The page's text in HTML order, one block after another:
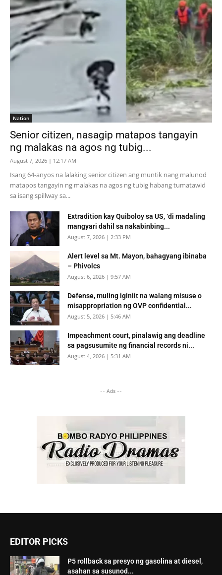
Nation
Senior citizen, nasagip matapos tangayin
ng malakas na agos ng tubig...
August 7, 2026 | 12:17 AM
Isang 64-anyos na lalaking senior citizen ang muntik nang malunod
matapos tangayin ng malakas na agos ng tubig habang tumatawid
sa isang spillway sa...
Extradition kay Quiboloy sa US, ‘di madaling
mangyari dahil sa nakabinbing...
August 7, 2026 | 2:33 PM
Alert level sa Mt. Mayon, bahagyang ibinaba
– Phivolcs
August 6, 2026 | 9:57 AM
Defense, muling iginiit na walang misuse o
misappropriation ng OVP confidential...
August 5, 2026 | 5:46 AM
Impeachment court, pinalawig ang deadline
sa pagsusumite ng financial records ni...
August 4, 2026 | 5:31 AM
-- Ads --
EDITOR PICKS
P5 rollback sa presyo ng gasolina at diesel,
asahan sa susunod...